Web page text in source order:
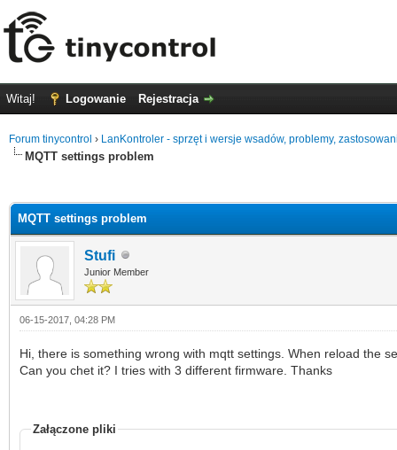
Witaj! Logowanie Rejestracja
Forum tinycontrol › LanKontroler - sprzęt i wersje wsadów, problemy,
MQTT settings problem
MQTT settings problem
Stufi
Junior Member
06-15-2017, 04:28 PM
Hi, there is something wrong with mqtt settings. When reload the
Can you chet it? I tries with 3 different firmware. Thanks
Załączone pliki